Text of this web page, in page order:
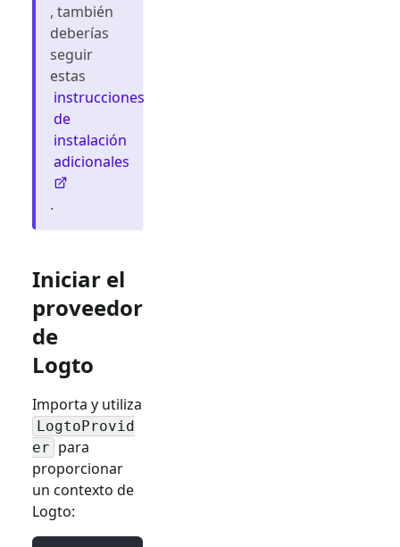
, también
deberías
seguir
estas
instrucciones
de
instalación
adicionales
.
Iniciar el
proveedor
de
Logto
Importa y utiliza
LogtoProvid
er para
proporcionar
un contexto de
Logto: